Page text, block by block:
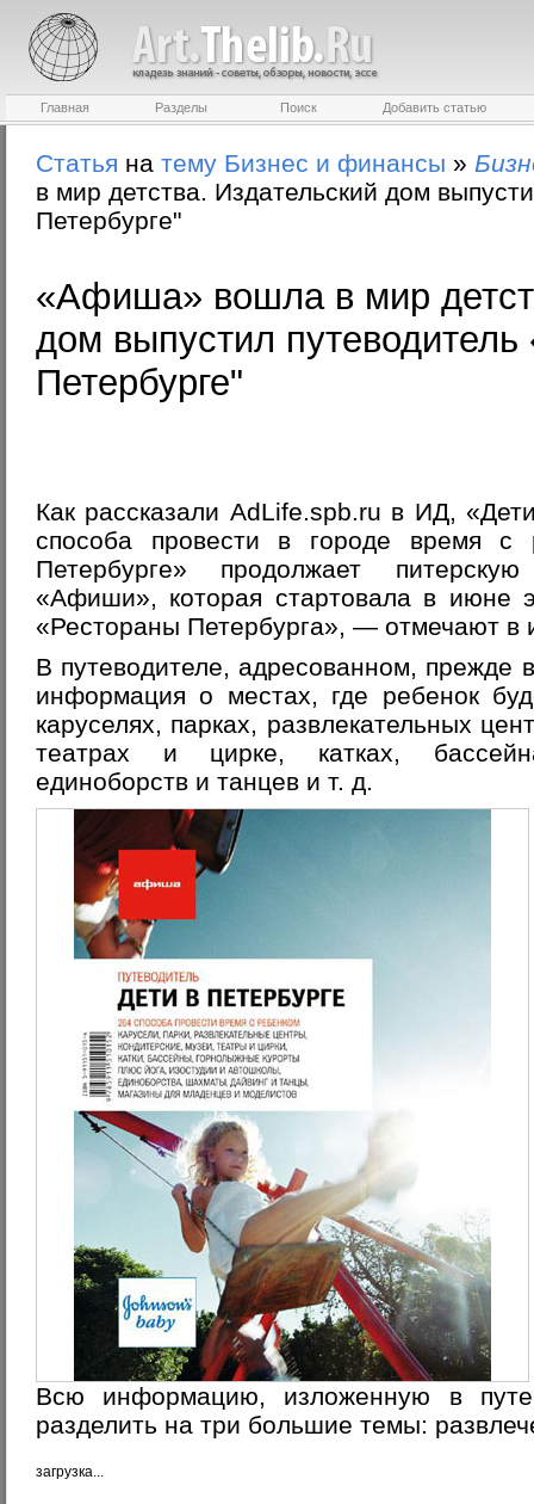
Главная Разделы Поиск Добавить статью
Статья на тему Бизнес и финансы »
в мир детства. Издательский дом
Петербурге"
«Афиша» вошла в мир
дом выпустил путеводитель
Петербурге"
Как рассказали AdLife.spb.ru в ИД,
способа провести в городе время с
Петербурге» продолжает
«Афиши», которая стартовала в июне
«Рестораны Петербурга», — отмечают в
В путеводителе, адресованном, прежде
информация о местах, где ребенок
каруселях, парках, развлекательных
театрах и цирке, катках,
единоборств и танцев и т. д.
Всю информацию, изложенную в
разделить на три большие темы:
загрузка...